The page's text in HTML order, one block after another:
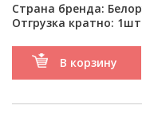
Страна бренда:
Отгрузка кратно:
В корзину